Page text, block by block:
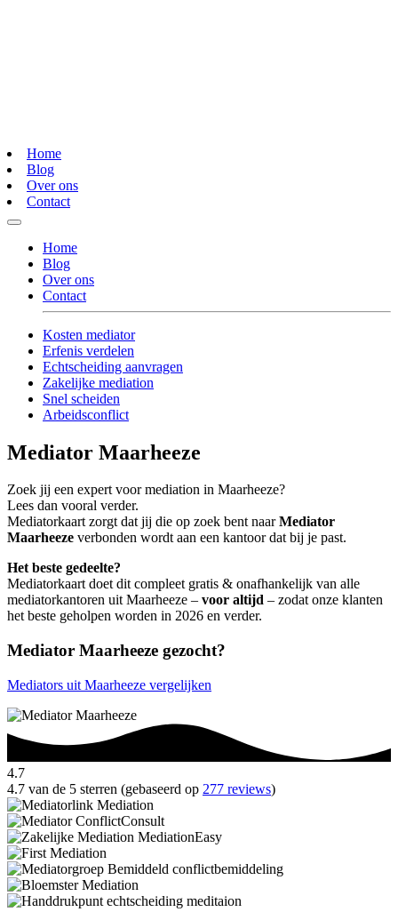
Home
Blog
Over ons
Contact
Home
Blog
Over ons
Contact
Kosten mediator
Erfenis verdelen
Echtscheiding aanvragen
Zakelijke mediation
Snel scheiden
Arbeidsconflict
Mediator Maarheeze
Zoek jij een expert voor mediation in Maarheeze?
Lees dan vooral verder.
Mediatorkaart zorgt dat jij die op zoek bent naarMediator
Maarheeze verbonden wordt aan een kantoor dat bij je past.
Het beste gedeelte?
Mediatorkaart doet dit compleet gratis & onafhankelijk van alle
mediatorkantoren uit Maarheeze – voor altijd – zodat onze klanten
het beste geholpen worden in 2026 en verder.
Mediator Maarheeze gezocht?
Mediators uit Maarheeze vergelijken
4.7
4.7 van de 5 sterren (gebaseerd op 277 reviews)